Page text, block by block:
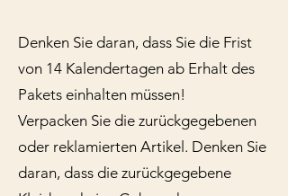
Denken Sie daran, dass Sie die Frist
von 14 Kalendertagen ab Erhalt des
Pakets einhalten müssen!
Verpacken Sie die zurückgegebenen
oder reklamierten Artikel. Denken Sie
daran, dass die zurückgegebene